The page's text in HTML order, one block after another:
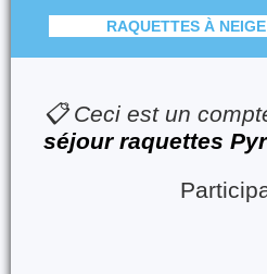
RAQUETTES À NEIGE
📋 Ceci est un
séjour raquettes